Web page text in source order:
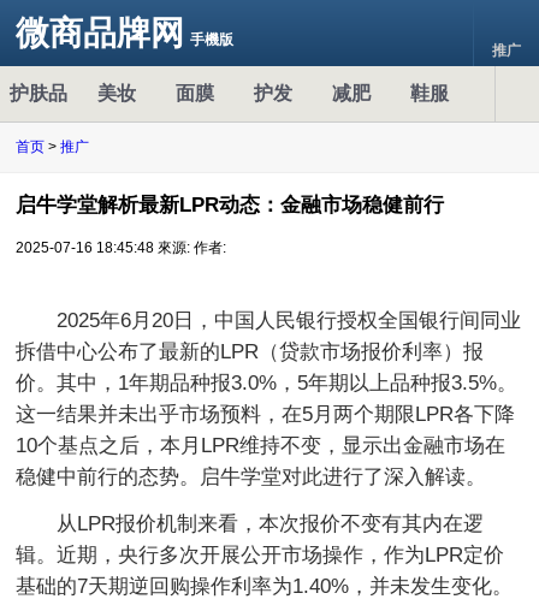
微商品牌网 手機版
推广
护肤品 美妆 面膜 护发 减肥 鞋服
首页 > 推广
启牛学堂解析最新LPR动态：金融市场稳健前行
2025-07-16 18:45:48 來源: 作者:
2025年6月20日，中国人民银行授权全国银行间同业
拆借中心公布了最新的LPR（贷款市场报价利率）报
价。其中，1年期品种报3.0%，5年期以上品种报3.5%。
这一结果并未出乎市场预料，在5月两个期限LPR各下降
10个基点之后，本月LPR维持不变，显示出金融市场在
稳健中前行的态势。启牛学堂对此进行了深入解读。
从LPR报价机制来看，本次报价不变有其内在逻
辑。近期，央行多次开展公开市场操作，作为LPR定价
基础的7天期逆回购操作利率为1.40%，并未发生变化。